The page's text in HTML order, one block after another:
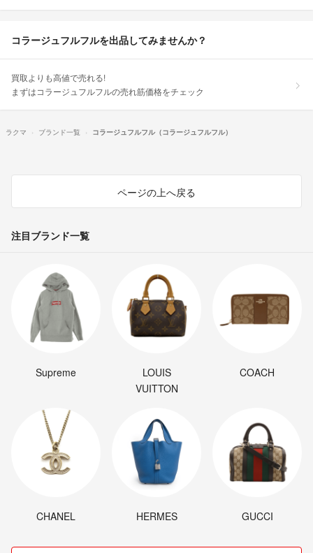
コラージュフルフルを出品してみませんか？
買取よりも高値で売れる!
まずはコラージュフルフルの売れ筋価格をチェック
ラクマ ブランド一覧 コラージュフルフル（コラージュフルフル）
ページの上へ戻る
注目ブランド一覧
Supreme
LOUIS
VUITTON
COACH
CHANEL HERMES GUCCI